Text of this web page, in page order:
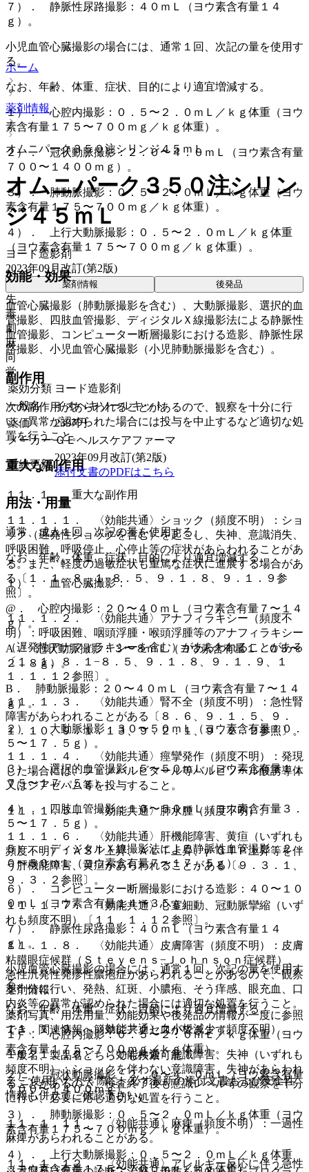
７）． 静脈性尿路撮影：４０ｍＬ（ヨウ素含有量１４
ｇ）。
小児血管心臓撮影の場合には、通常１回、次記の量を使用す
る。
なお、年齢、体重、症状、目的により適宜増減する。
１）． 心腔内撮影：０．５〜２．０ｍＬ／ｋｇ体重（ヨウ
素含有量１７５〜７００ｍｇ／ｋｇ体重）。
２）． 冠状動脈撮影：２．０〜４．０ｍＬ（ヨウ素含有量
７００〜１４００ｍｇ）。
３）． 肺動脈撮影：０．５〜２．０ｍＬ／ｋｇ体重（ヨウ
素含有量１７５〜７００ｍｇ／ｋｇ体重）。
４）． 上行大動脈撮影：０．５〜２．０ｍＬ／ｋｇ体重
（ヨウ素含有量１７５〜７００ｍｇ／ｋｇ体重）。
効能・効果
血管心臓撮影（肺動脈撮影を含む）、大動脈撮影、選択的血
管撮影、四肢血管撮影、ディジタルＸ線撮影法による静脈性
血管撮影、コンピューター断層撮影における造影、静脈性尿
路撮影、小児血管心臓撮影（小児肺動脈撮影を含む）。
副作用
次の副作用があらわれることがあるので、観察を十分に行
い、異常が認められた場合には投与を中止するなど適切な処
置を行うこと。
重大な副作用
１１．１． 重大な副作用
１１．１．１． 〈効能共通〉ショック（頻度不明）：ショ
ック（遅発性ショックを含む）を起こし、失神、意識消失、
呼吸困難、呼吸停止、心停止等の症状があらわれることがあ
る。また、軽度の過敏症状も重篤な症状に進展する場合があ
る〔１．１、８．１−８．５、９．１．８、９．１．９参
照〕。
１１．１．２． 〈効能共通〉アナフィラキシー（頻度不
明）：呼吸困難、咽頭浮腫・喉頭浮腫等のアナフィラキシー
（遅発性アナフィラキシーを含む）があらわれることがある
〔１．１、８．１−８．５、９．１．８、９．１．９、１
１．１．１２参照〕。
１１．１．３． 〈効能共通〉腎不全（頻度不明）：急性腎
障害があらわれることがある〔８．６、９．１．５、９．
１．１０、９．１．１３、９．２．１、９．２．２参照〕。
１１．１．４． 〈効能共通〉痙攣発作（頻度不明）：発現
した場合には、フェノバルビタール等バルビツール酸誘導体
又はジアゼパム等を投与すること。
１１．１．５． 〈効能共通〉肺水腫（頻度不明）。
１１．１．６． 〈効能共通〉肝機能障害、黄疸（いずれも
頻度不明）：ＡＳＴ上昇、ＡＬＴ上昇、γ−ＧＴＰ上昇等を伴
う肝機能障害、黄疸があらわれることがある〔９．３．１、
９．３．２参照〕。
１１．１．７． 〈効能共通〉心室細動、冠動脈攣縮（いず
れも頻度不明）〔１１．１．１２参照〕。
１１．１．８． 〈効能共通〉皮膚障害（頻度不明）：皮膚
粘膜眼症候群（Ｓｔｅｖｅｎｓ−Ｊｏｈｎｓｏｎ症候群）、
急性汎発性発疹性膿疱症があらわれることがあるので、観察
を十分に行い、発熱、紅斑、小膿疱、そう痒感、眼充血、口
内炎等の異常が認められた場合には適切な処置を行うこと。
１１．１．９． 〈効能共通〉血小板減少（頻度不明）。
１１．１．１０． 〈効能共通〉意識障害、失神（いずれも
頻度不明）：ショックを伴わない意識障害、失神があらわれ
ることがあるので、検査終了後も意識レベル等の観察を十分
に行い、必要に応じ適切な処置を行うこと。
１１．１．１１． 〈効能共通〉麻痺（頻度不明）：一過性
麻痺があらわれることがある。
１１．１．１２． 〈効能共通〉アレルギー反応に伴う急性
ホーム
薬剤情報
オムニパーク３５０注シリンジ４５ｍＬ
オムニパーク３５０注シリン
ジ４５ｍＬ
ヨード造影剤
2023年09月改訂(第2版)
薬剤情報 後発品
先
毒
劇
麻
向
覚
薬効分類 ヨード造影剤
一般名
イオヘキソールキット
薬価
2397円
メーカー ＧＥヘルスケアファーマ
最終更新
2023年09月改訂(第2版)
添付文書のPDFはこちら
用法・用量
通常、成人１回、次記の量を使用する。
なお、年齢、体重、症状、目的により適宜増減する。
１）． 血管心臓撮影：
@． 心腔内撮影：２０〜４０ｍＬ（ヨウ素含有量７〜１４
ｇ）。
A． 冠状動脈撮影：３〜８ｍＬ（ヨウ素含有量１．０５〜
２．８ｇ）。
B． 肺動脈撮影：２０〜４０ｍＬ（ヨウ素含有量７〜１４
ｇ）。
２）． 大動脈撮影：３０〜５０ｍＬ（ヨウ素含有量１０．
５〜１７．５ｇ）。
３）． 選択的血管撮影：５〜５０ｍＬ（ヨウ素含有量１．
７５〜１７．５ｇ）。
４）． 四肢血管撮影：１０〜５０ｍＬ（ヨウ素含有量３．
５〜１７．５ｇ）。
５）． ディジタルＸ線撮影法による静脈性血管撮影：２
０〜５０ｍＬ（ヨウ素含有量７〜１７．５ｇ）。
６）． コンピューター断層撮影における造影：４０〜１０
０ｍＬ（ヨウ素含有量１４〜３５ｇ）。
７）． 静脈性尿路撮影：４０ｍＬ（ヨウ素含有量１４
ｇ）。
小児血管心臓撮影の場合には、通常１回、次記の量を使用す
る。
なお、年齢、体重、症状、目的により適宜増減する。
１）． 心腔内撮影：０．５〜２．０ｍＬ／ｋｇ体重（ヨウ
素含有量１７５〜７００ｍｇ／ｋｇ体重）。
２）． 冠状動脈撮影：２．０〜４．０ｍＬ（ヨウ素含有量
７００〜１４００ｍｇ）。
３）． 肺動脈撮影：０．５〜２．０ｍＬ／ｋｇ体重（ヨウ
素含有量１７５〜７００ｍｇ／ｋｇ体重）。
４）． 上行大動脈撮影：０．５〜２．０ｍＬ／ｋｇ体重
（ヨウ素含有量１７５〜７００ｍｇ／ｋｇ体重）。
薬剤情報
薬剤写真、用法用量、効能効果や後発品の情報が一度に参照
でき、関連情報へ簡単にアクセスができます。
一般名、製品名どちらでも検索可能！
※ ご使用いただく際に、必ず最新の添付文書および安全性
情報も併せてご確認下さい。